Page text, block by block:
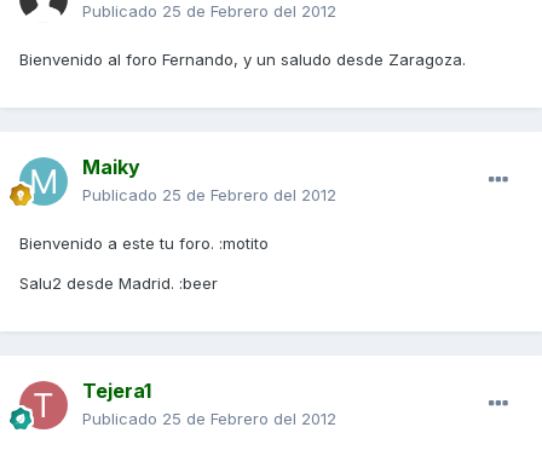
Publicado 25 de Febrero del 2012
Bienvenido al foro Fernando, y un saludo desde Zaragoza.
Maiky
Publicado 25 de Febrero del 2012
Bienvenido a este tu foro. :motito
Salu2 desde Madrid. :beer
Tejera1
Publicado 25 de Febrero del 2012